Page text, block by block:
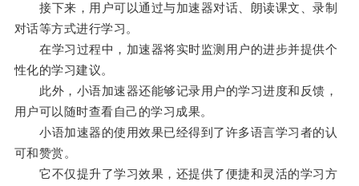
接下来，用户可以通过与加速器对话、朗读课文、录制
对话等方式进行学习。
在学习过程中，加速器将实时监测用户的进步并提供个
性化的学习建议。
此外，小语加速器还能够记录用户的学习进度和反馈，
用户可以随时查看自己的学习成果。
小语加速器的使用效果已经得到了许多语言学习者的认
可和赞赏。
它不仅提升了学习效果，还提供了便捷和灵活的学习方